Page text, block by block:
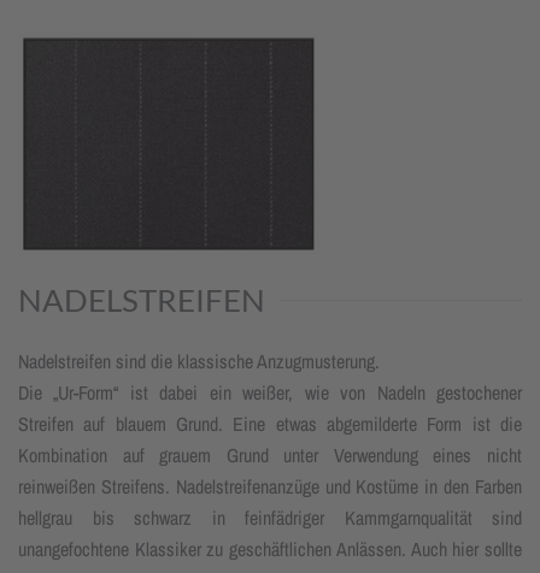
NADELSTREIFEN
Nadelstreifen sind die klassische Anzugmusterung.
Die „Ur-Form“ ist dabei ein weißer, wie von Nadeln gestochener
Streifen auf blauem Grund. Eine etwas abgemilderte Form ist die
Kombination auf grauem Grund unter Verwendung eines nicht
reinweißen Streifens. Nadelstreifenanzüge und Kostüme in den Farben
hellgrau bis schwarz in feinfädriger Kammgarnqualität sind
unangefochtene Klassiker zu geschäftlichen Anlässen. Auch hier sollte